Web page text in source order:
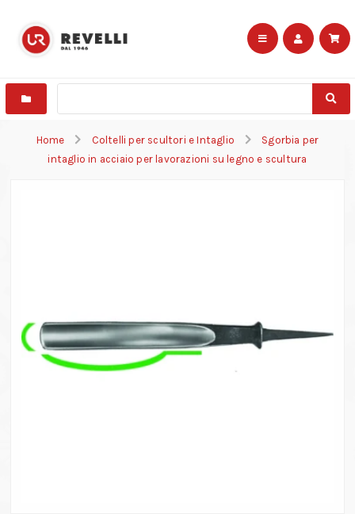
Home Coltelli per scultori e Intaglio
Sgorbia per
intaglio in acciaio per lavorazioni su legno e scultura